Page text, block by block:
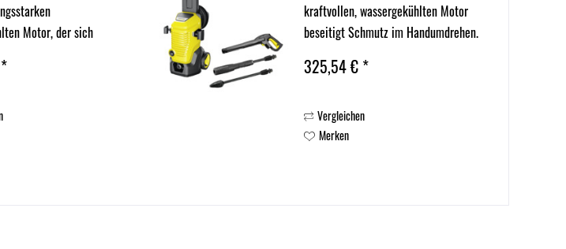
Motor, der sich
Hochdruckreiniger
Einsätze und
kraftvollen, wassergekühlten Motor
beseitigt Schmutz im Handumdrehen.
lassen sich Wege, Terrassen und
Druck lässt sich dabei bequem am...
325,54 € *
Vergleichen
Merken